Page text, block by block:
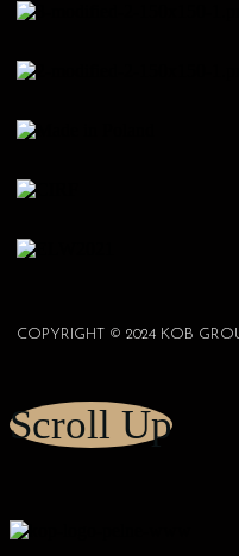
COPYRIGHT © 2024 KOB
Scroll Up